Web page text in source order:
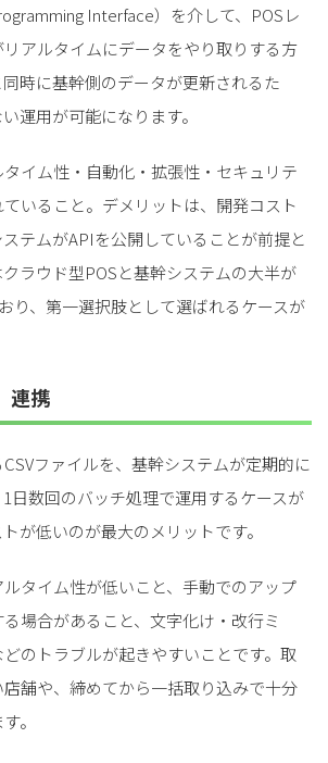
Interface）を介して、POSレ
アルタイムにデータをやり取りする方
時に基幹側のデータが更新されるた
運用が可能になります。
イム性・自動化・拡張性・セキュリテ
いること。デメリットは、開発コスト
テムがAPIを公開していることが前提と
ラウド型POSと基幹システムの大半が
り、第一選択肢として選ばれるケースが
連携
ファイルを、基幹システムが定期的に
日数回のバッチ処理で運用するケースが
が低いのが最大のメリットです。
タイム性が低いこと、手動でのアップ
場合があること、文字化け・改行ミ
のトラブルが起きやすいことです。取
舗や、締めてから一括取り込みで十分
。
小売業の方向けサービス
ダウンロードの一覧へ
小売業の方向けサービス
問い合わせフォームへ